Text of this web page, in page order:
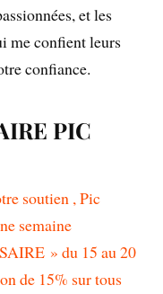
et les
me confient leurs
confiance.
PIC
soutien , Pic
semaine
» du 15 au 20
de 15% sur tous